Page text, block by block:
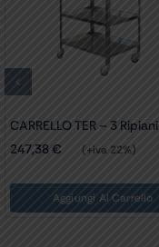
CARRELLO TER – 3 Ripiani
247,38€ (+iva 22%)
Aggiungi Al Carrello